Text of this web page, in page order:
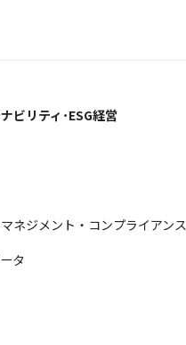
ビリティ･ESG経営
ネジメント・コンプライアンス
タ